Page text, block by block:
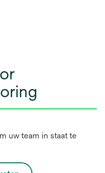
uw team in staat te